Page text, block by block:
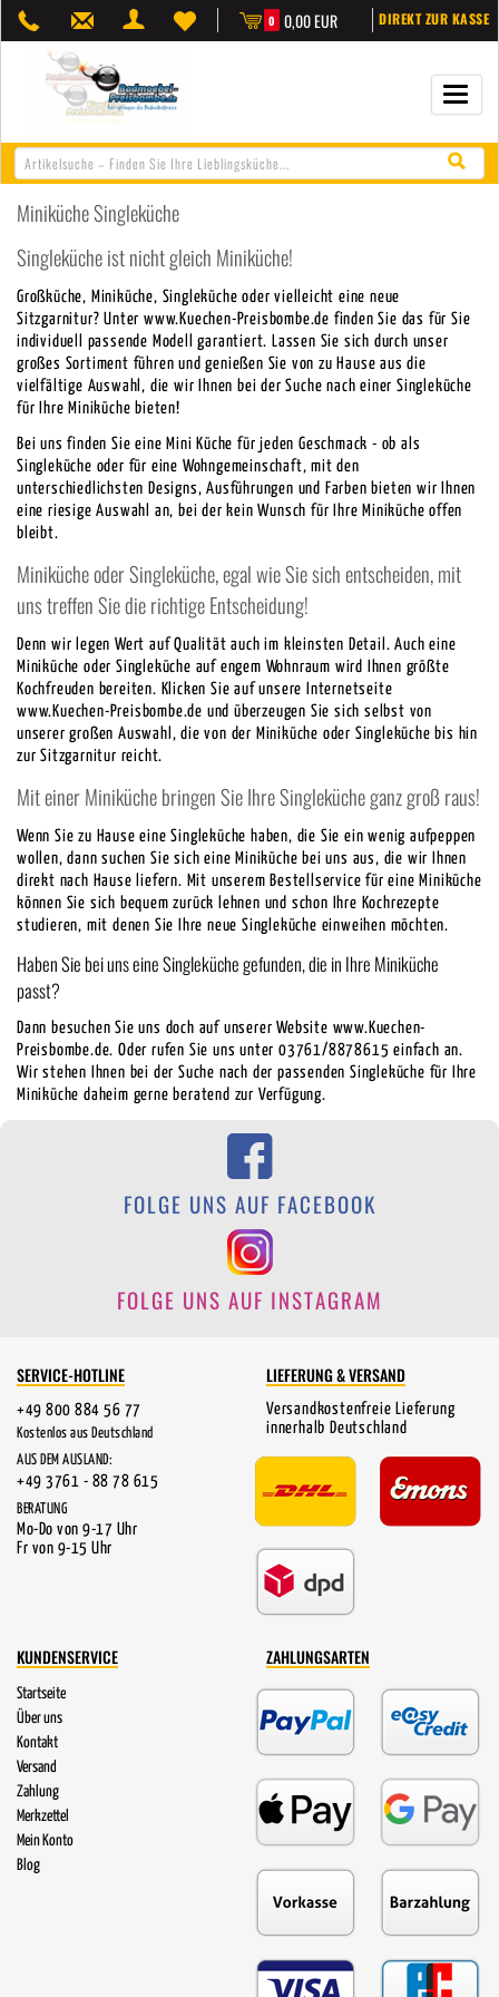
0,00 EUR
0 DIREKT ZUR KASSE
Miniküche Singleküche
Singleküche ist nicht gleich Miniküche!
Großküche, Miniküche, Singleküche oder vielleicht eine neue
Sitzgarnitur? Unter www.Kuechen-Preisbombe.de finden Sie das für Sie
individuell passende Modell garantiert. Lassen Sie sich durch unser
großes Sortiment führen und genießen Sie von zu Hause aus die
vielfältige Auswahl, die wir Ihnen bei der Suche nach einer Singleküche
für Ihre Miniküche bieten!
Bei uns finden Sie eine Mini Küche für jeden Geschmack - ob als
Singleküche oder für eine Wohngemeinschaft, mit den
unterschiedlichsten Designs, Ausführungen und Farben bieten wir Ihnen
eine riesige Auswahl an, bei der kein Wunsch für Ihre Miniküche offen
bleibt.
Miniküche oder Singleküche, egal wie Sie sich entscheiden, mit
uns treffen Sie die richtige Entscheidung!
Denn wir legen Wert auf Qualität auch im kleinsten Detail. Auch eine
Miniküche oder Singleküche auf engem Wohnraum wird Ihnen größte
Kochfreuden bereiten. Klicken Sie auf unsere Internetseite
www.Kuechen-Preisbombe.de und überzeugen Sie sich selbst von
unserer großen Auswahl, die von der Miniküche oder Singleküche bis hin
zur Sitzgarnitur reicht.
Mit einer Miniküche bringen Sie Ihre Singleküche ganz groß raus!
Wenn Sie zu Hause eine Singleküche haben, die Sie ein wenig aufpeppen
wollen, dann suchen Sie sich eine Miniküche bei uns aus, die wir Ihnen
direkt nach Hause liefern. Mit unserem Bestellservice für eine Miniküche
können Sie sich bequem zurück lehnen und schon Ihre Kochrezepte
studieren, mit denen Sie Ihre neue Singleküche einweihen möchten.
Haben Sie bei uns eine Singleküche gefunden, die in Ihre Miniküche
passt?
Dann besuchen Sie uns doch auf unserer Website www.Kuechen-
Preisbombe.de. Oder rufen Sie uns unter 03761/8878615 einfach an.
Wir stehen Ihnen bei der Suche nach der passenden Singleküche für Ihre
Miniküche daheim gerne beratend zur Verfügung.
FOLGE UNS AUF FACEBOOK
FOLGE UNS AUF INSTAGRAM
SERVICE-HOTLINE
+49 800 884 56 77
Kostenlos aus Deutschland
AUS DEM AUSLAND:
+49 3761 - 88 78 615
BERATUNG
Mo-Do von 9-17 Uhr
Fr von 9-15 Uhr
LIEFERUNG & VERSAND
Versandkostenfreie Lieferung
innerhalb Deutschland
KUNDENSERVICE
Startseite
Über uns
Kontakt
Versand
Zahlung
Merkzettel
Mein Konto
Blog
ZAHLUNGSARTEN